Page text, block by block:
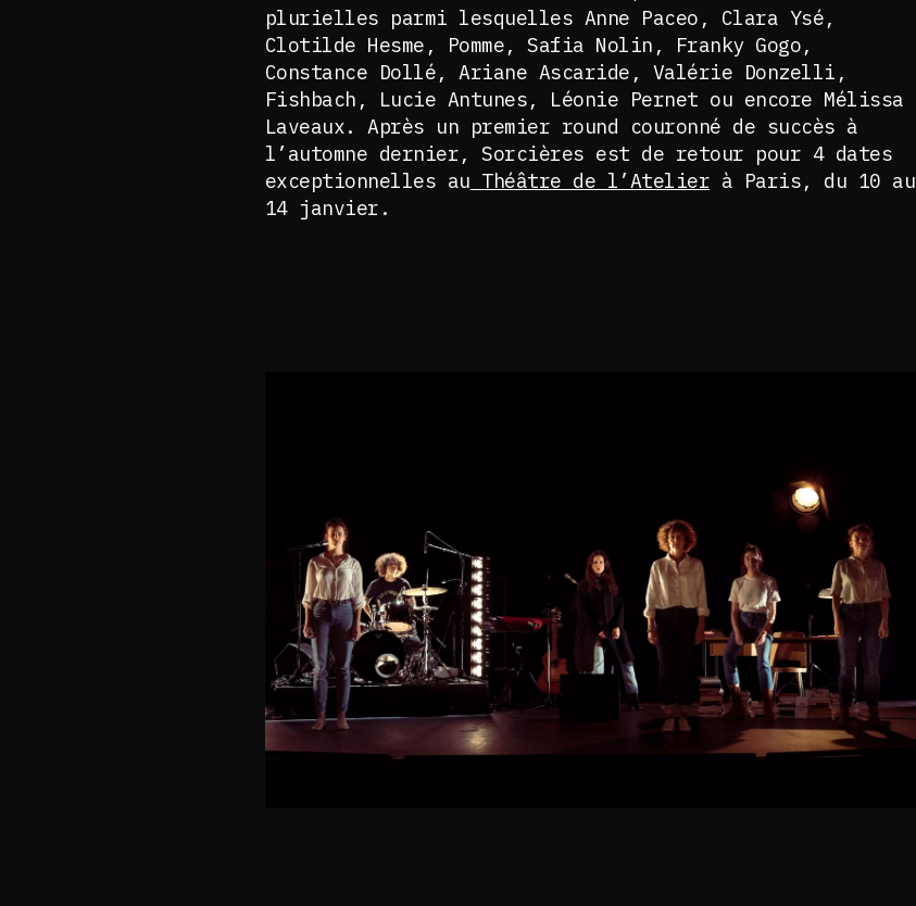
plurielles parmi lesquelles Anne Paceo, Clara Ysé,
Clotilde Hesme, Pomme, Safia Nolin, Franky Gogo,
Constance Dollé, Ariane Ascaride, Valérie Donzelli,
Fishbach, Lucie Antunes, Léonie Pernet ou encore Mélissa
Laveaux. Après un premier round couronné de succès à
l’automne dernier, Sorcières est de retour pour 4 dates
exceptionnelles au Théâtre de l’Atelier à Paris, du 10 au
14 janvier.